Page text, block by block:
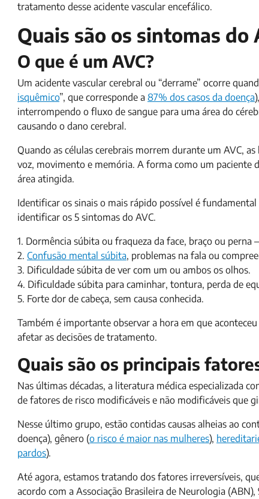
tratamento desse acidente vascular encefálico.
Quais são os sintomas do
O que é um AVC?
Um acidente vascular cerebral ou “derrame” ocorre
isquêmico”, que corresponde a 87% dos casos da doença
interrompendo o fluxo de sangue para uma área do
causando o dano cerebral.
Quando as células cerebrais morrem durante um AVC,
voz, movimento e memória. A forma como um paciente
área atingida.
Identificar os sinais o mais rápido possível é
identificar os 5 sintomas do AVC.
1. Dormência súbita ou fraqueza da face, braço ou
2. Confusão mental súbita, problemas na fala ou
3. Dificuldade súbita de ver com um ou ambos os olhos.
4. Dificuldade súbita para caminhar, tontura, perda de
5. Forte dor de cabeça, sem causa conhecida.
Também é importante observar a hora em que
afetar as decisões de tratamento.
Quais são os principais
Nas últimas décadas, a literatura médica especializada
de fatores de risco modificáveis e não modificáveis que
Nesse último grupo, estão contidas causas alheias ao
doença), gênero (o risco é maior nas mulheres),
pardos).
Até agora, estamos tratando dos fatores irreversíveis,
acordo com a Associação Brasileira de Neurologia